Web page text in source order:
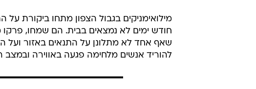
מילואימניקים בגבול הצפון מתחו ביקורת
חודש ימים לא נמצאים בבית. הם שמחו,
שאף אחד לא מתלונן על התנאים באזור
להוריד אנשים מלחימה פגעה באווירה ובמצב